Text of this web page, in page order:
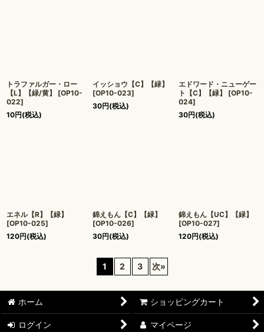
トラファルガー・ロー
【L】【緑/黄】
[OP10-
022]
10円(税込)
イッショウ【C】【緑】
[OP10-023]
30円(税込)
エドワード・ニューゲー
ト【C】【緑】
[OP10-
024]
30円(税込)
エネル【R】【緑】
[OP10-025]
120円(税込)
錦えもん【C】【緑】
[OP10-026]
30円(税込)
錦えもん【UC】【緑】
[OP10-027]
120円(税込)
1 2 3 次»
ホーム ショッピングカート
ログイン マイページ